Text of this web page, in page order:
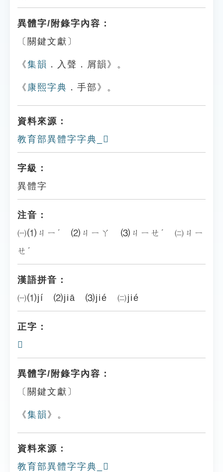
異體字/附錄字內容：
〔關鍵文獻〕
《集韻 ．入聲．屑韻》。
《 康熙字典 ．手部》。
資料來源：
教育部異體字字典_𢷿
字級：
異體字
注音：
㈠⑴ㄐㄧˊ ⑵ㄐㄧㄚ ⑶ㄐㄧㄝˊ ㈡ㄐㄧ
ㄝˊ
漢語拼音：
㈠⑴jí ⑵jiā ⑶jié ㈡jié
正字：
𢪍
異體字/附錄字內容：
〔關鍵文獻〕
《集韻 》。
資料來源：
教育部異體字字典_𢷿